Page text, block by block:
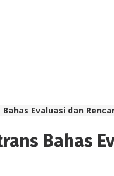
Evaluasi dan
Bahas